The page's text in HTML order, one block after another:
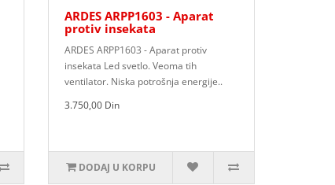
ARDES ARPP1603 - Aparat
protiv insekata
ARDES ARPP1603 - Aparat protiv
insekata Led svetlo. Veoma tih
ventilator. Niska potrošnja energije..
3.750,00 Din
DODAJ U KORPU